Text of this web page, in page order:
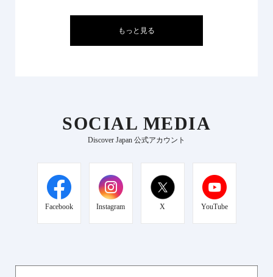
もっと見る
SOCIAL MEDIA
Discover Japan 公式アカウント
Facebook Instagram X YouTube